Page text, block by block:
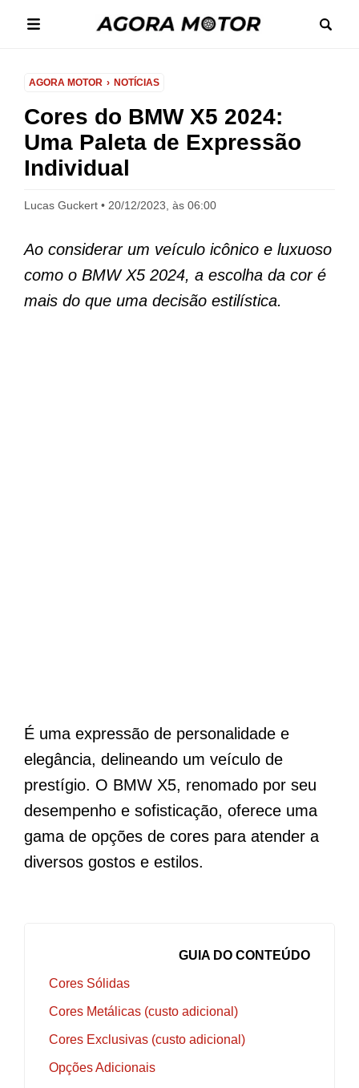
AGORA MOTOR NOTÍCIAS
Cores do BMW X5 2024:
Uma Paleta de Expressão
Individual
Lucas Guckert 20/12/2023, às 06:00
Ao considerar um veículo icônico e luxuoso
como o BMW X5 2024, a escolha da cor é
mais do que uma decisão estilística.
É uma expressão de personalidade e
elegância, delineando um veículo de
prestígio. O BMW X5, renomado por seu
desempenho e sofisticação, oferece uma
gama de opções de cores para atender a
diversos gostos e estilos.
GUIA DO CONTEÚDO
Cores Sólidas
Cores Metálicas (custo adicional)
Cores Exclusivas (custo adicional)
Opções Adicionais